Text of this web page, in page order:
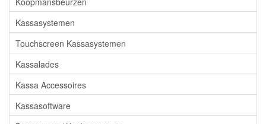
Kassasystemen
Touchscreen Kassasystemen
Kassalades
Kassa Accessoires
Kassasoftware